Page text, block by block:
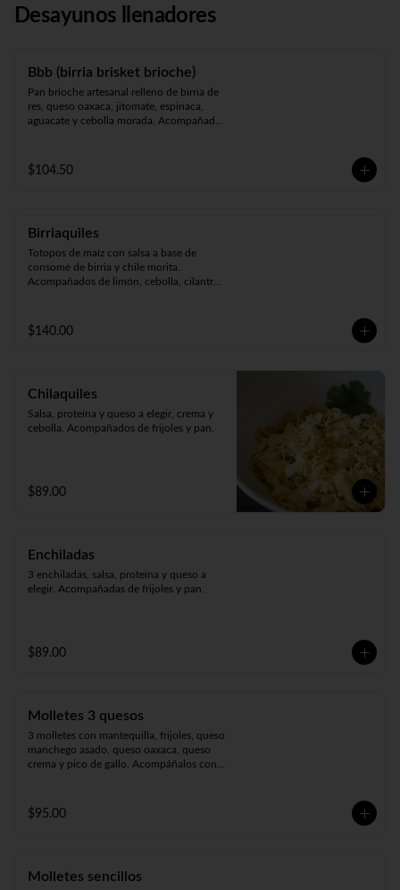
Desayunos llenadores
Bbb (birria brisket brioche)
Pan brioche artesanal relleno de birria de
res, queso oaxaca, jitomate, espinaca,
aguacate y cebolla morada. Acompañado
$104.50
Birriaquiles
Totopos de maíz con salsa a base de
consomé de birria y chile morita.
Acompañados de limón, cebolla, cilantro
$140.00
Chilaquiles
Salsa, proteína y queso a elegir, crema y
cebolla. Acompañados de frijoles y pan.
$89.00
Enchiladas
3 enchiladas, salsa, proteína y queso a
elegir. Acompañadas de frijoles y pan.
$89.00
Molletes 3 quesos
3 molletes con mantequilla, frijoles, queso
manchego asado, queso oaxaca, queso
crema y pico de gallo. Acompáñalos con
$95.00
Molletes sencillos